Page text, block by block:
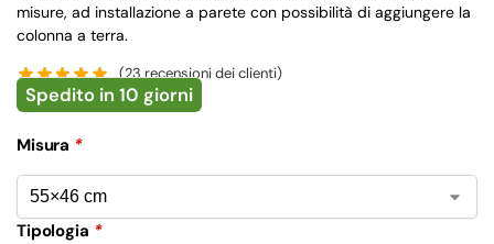
misure, ad installazione a parete con possibilità di aggiungere la
colonna a terra.
(23recensioni dei clienti)
Spedito in 10 giorni
Misura *
Tipologia *